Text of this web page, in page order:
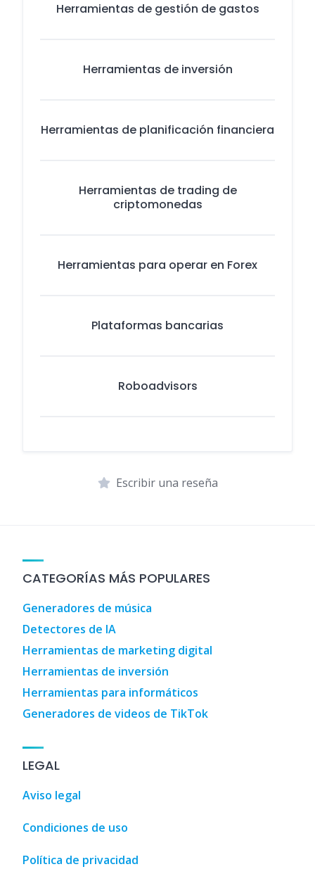
Herramientas de gestión de gastos
Herramientas de inversión
Herramientas de planificación financiera
Herramientas de trading de
criptomonedas
Herramientas para operar en Forex
Plataformas bancarias
Roboadvisors
Escribir una reseña
CATEGORÍAS MÁS POPULARES
Generadores de música
Detectores de IA
Herramientas de marketing digital
Herramientas de inversión
Herramientas para informáticos
Generadores de videos de TikTok
LEGAL
Aviso legal
Condiciones de uso
Política de privacidad